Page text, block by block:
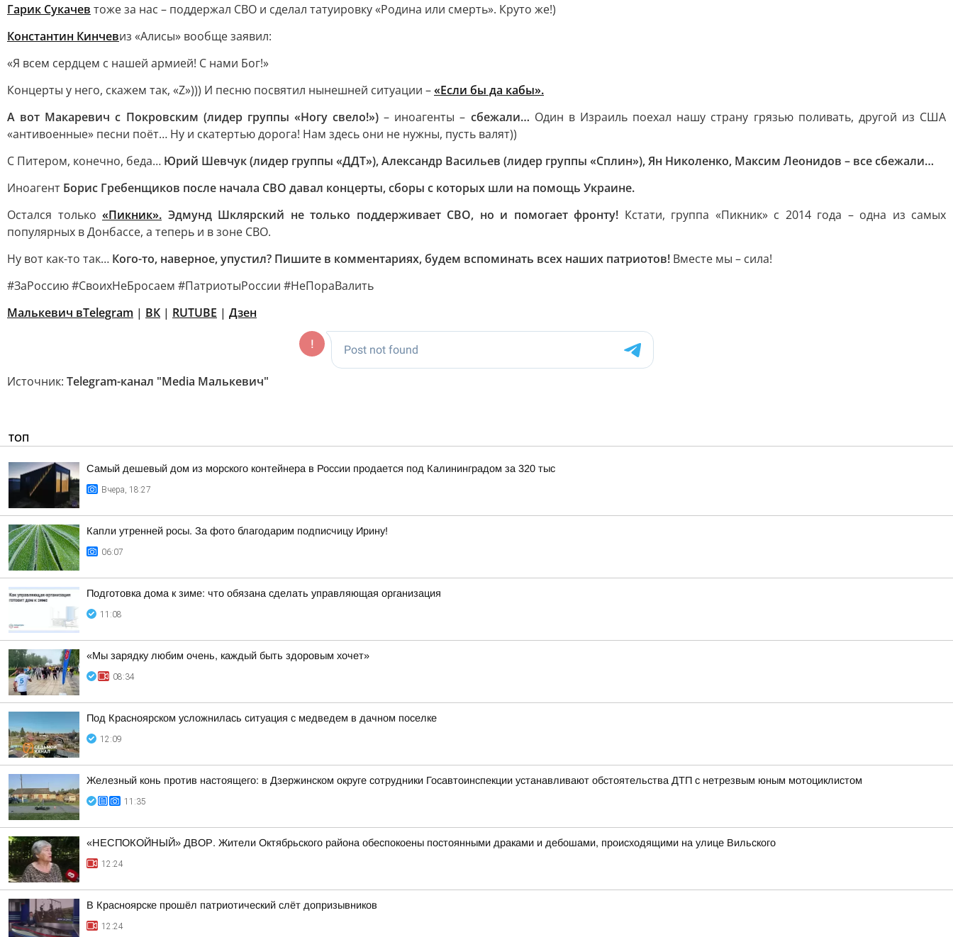
Гарик Сукачев тоже за нас – поддержал СВО и сделал татуировку «Родина или смерть». Круто же!)
Константин Кинчевиз «Алисы» вообще заявил:
«Я всем сердцем с нашей армией! С нами Бог!»
Концерты у него, скажем так, «Z»))) И песню посвятил нынешней ситуации –«Если бы да кабы».
А вот Макаревич с Покровским (лидер группы «Ногу свело!»)– иноагенты – сбежали… Один в Израиль поехал нашу страну грязью поливать, другой из США
«антивоенные» песни поёт… Ну и скатертью дорога! Нам здесь они не нужны, пусть валят))
С Питером, конечно, беда… Юрий Шевчук (лидер группы «ДДТ»), Александр Васильев (лидер группы «Сплин»), Ян Николенко, Максим Леонидов – все сбежали…
Иноагент Борис Гребенщиков после начала СВО давал концерты, сборы с которых шли на помощь Украине.
Остался только «Пикник». Эдмунд Шклярский не только поддерживает СВО, но и помогает фронту! Кстати, группа «Пикник» с 2014 года – одна из самых
популярных в Донбассе, а теперь и в зоне СВО.
Ну вот как-то так… Кого-то, наверное, упустил? Пишите в комментариях, будем вспоминать всех наших патриотов! Вместе мы – сила!
#ЗаРоссию #СвоихНеБросаем #ПатриотыРоссии #НеПораВалить
Малькевич вTelegram | ВК | RUTUBE | Дзен
Источник: Telegram-канал "Media Малькевич"
ТОП
Самый дешевый дом из морского контейнера в России продается под Калининградом за 320 тыс
Вчера, 18:27
Капли утренней росы. За фото благодарим подписчицу Ирину!
06:07
Подготовка дома к зиме: что обязана сделать управляющая организация
11:08
«Мы зарядку любим очень, каждый быть здоровым хочет»
08:34
Под Красноярском усложнилась ситуация с медведем в дачном поселке
12:09
Железный конь против настоящего: в Дзержинском округе сотрудники Госавтоинспекции устанавливают обстоятельства ДТП с нетрезвым юным мотоциклистом
11:35
«НЕСПОКОЙНЫЙ» ДВОР. Жители Октябрьского района обеспокоены постоянными драками и дебошами, происходящими на улице Вильского
12:24
В Красноярске прошёл патриотический слёт допризывников
12:24